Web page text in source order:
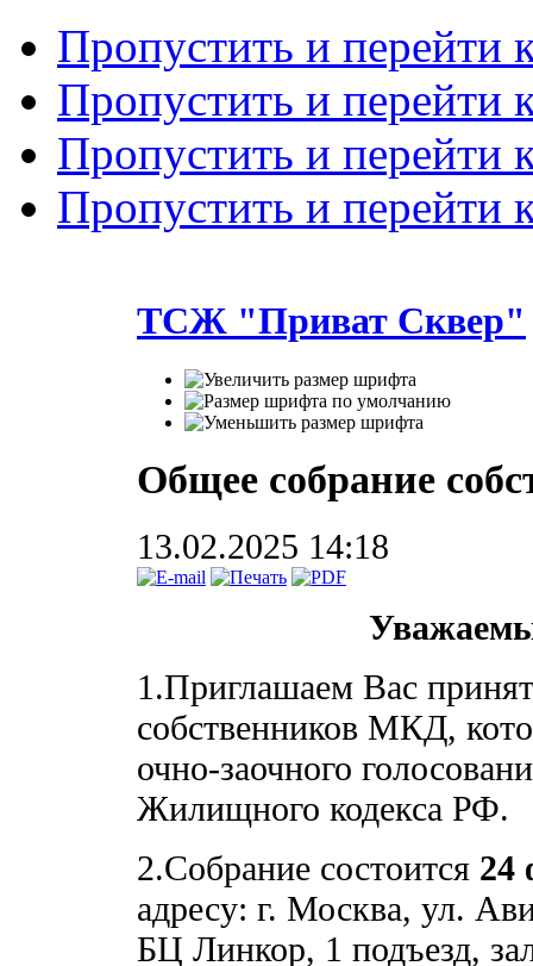
Пропустить и перейти
Пропустить и перейти
Пропустить и перейти
Пропустить и перейти
ТСЖ "Приват Сквер"
Общее собрание
13.02.2025 14:18
1.Приглашаем Вас
собственников МКД,
очно-заочного
Жилищного кодекса РФ.
2.Собрание состоится 24
адресу: г. Москва, ул.
БЦ Линкор, 1 подъезд,